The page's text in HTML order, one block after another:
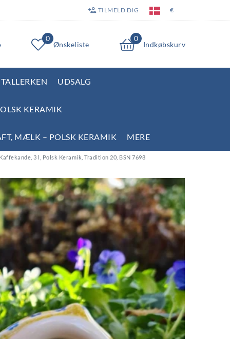
TILMELD DIG €
0
Ønskeliste
0
Indkøbskurv
TALLERKEN UDSALG
KERAMIK
MÆLK – POLSK KERAMIK MERE
3 l, Polsk Keramik, Tradition 20, BSN 7698